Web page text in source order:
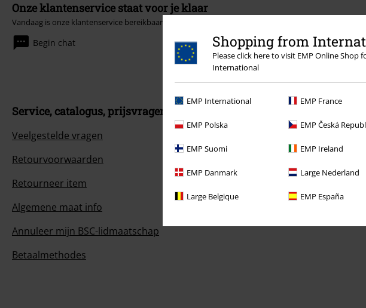
Shopping from
Please click here to visit EMP Online Shop
International
EMP International EMP France
EMP Polska EMP Česká
EMP Suomi EMP Ireland
EMP Danmark Large Nederland
Large Belgique EMP España
Onze klantenservice staat voor je klaar
Vandaag is onze klantenservice bereikbaar van 09:00 tot 17:00.
Begin chat
Service, catalogus, prijsvragen etc.
Veelgestelde vragen
Retourvoorwaarden
Retourneer item
Algemene maat info
Annuleer mijn BSC-lidmaatschap
Betaalmethodes